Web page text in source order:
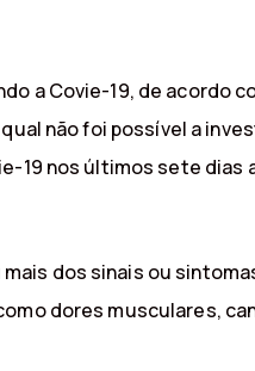
a Covie-19, de acordo
não foi possível a
19 nos últimos sete dias
dos sinais ou
dores musculares,